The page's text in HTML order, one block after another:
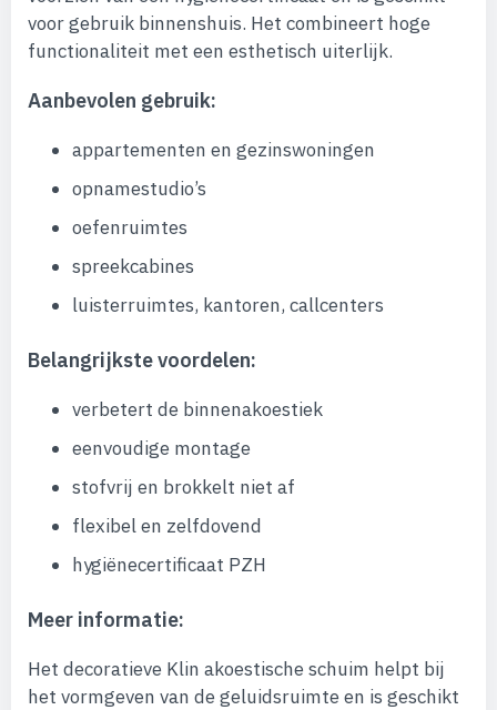
voor gebruik binnenshuis. Het combineert hoge
functionaliteit met een esthetisch uiterlijk.
Aanbevolen gebruik:
appartementen en gezinswoningen
opnamestudio’s
oefenruimtes
spreekcabines
luisterruimtes, kantoren, callcenters
Belangrijkste voordelen:
verbetert de binnenakoestiek
eenvoudige montage
stofvrij en brokkelt niet af
flexibel en zelfdovend
hygiënecertificaat PZH
Meer informatie:
Het decoratieve Klin akoestische schuim helpt bij
het vormgeven van de geluidsruimte en is geschikt